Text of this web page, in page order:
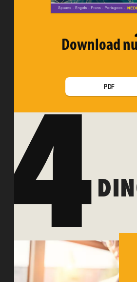
Download nu
PDF
4